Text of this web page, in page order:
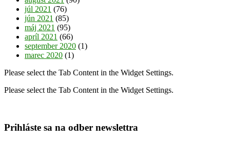
júl 2021 (76)
jún 2021 (85)
máj 2021 (95)
apríl 2021 (66)
september 2020 (1)
marec 2020 (1)
Please select the Tab Content in the Widget Settings.
Please select the Tab Content in the Widget Settings.
Prihláste sa na odber newslettra